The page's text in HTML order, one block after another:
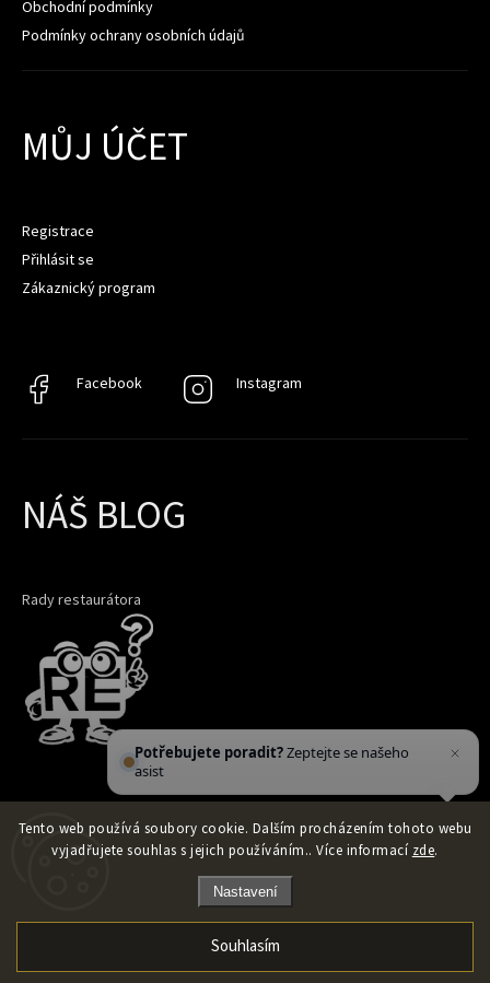
Tento web používá soubory cookie. Dalším procházením tohoto webu
vyjadřujete souhlas s jejich používáním.. Více informací zde.
Nastavení
Souhlasím
Obchodní podmínky
Podmínky ochrany osobních údajů
MŮJ ÚČET
Registrace
Přihlásit se
Zákaznický program
Facebook
Facebook Instagram
Instagram
NÁŠ BLOG
Rady restaurátora
Potřebujete poradit?Zeptejte se našeho
asistenta